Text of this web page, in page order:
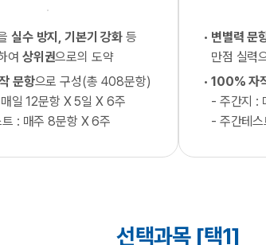
실수 방지, 기본기 강화 등
여 상위권으로의 도약
문항으로 구성(총 408문항)
일 12문항 X 5일 X 6주
: 매주 8문항 X 6주
변별력 문
만점 실력
100% 자
- 주간지 :
- 주간테
선택과목 [택1]